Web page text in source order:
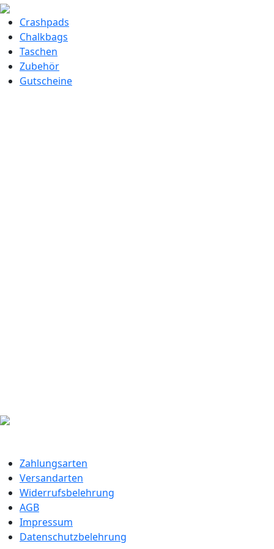
Crashpads
Chalkbags
Taschen
Zubehör
Gutscheine
Zahlungsarten
Versandarten
Widerrufsbelehrung
AGB
Impressum
Datenschutzbelehrung